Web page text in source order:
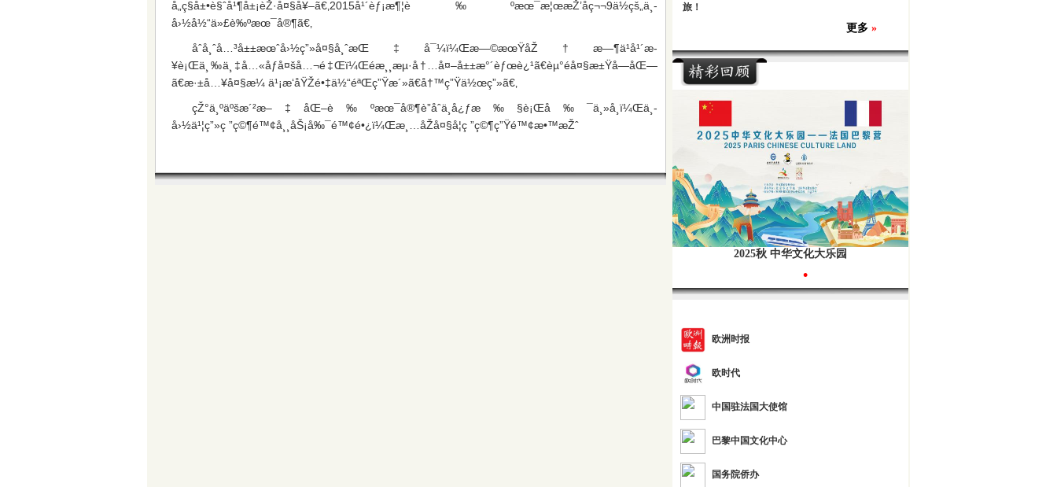
å„ç§å±•è§ˆå¹¶å±¡èŽ·å¤§å¥–ã€‚2015å¹´èƒ¡æ¶¦è‰ºæœ¯æ¦œæŽ’åç¬¬9ä½çš„ä¸­
å›½å½“ä»£è‰ºæœ¯å®¶ã€‚
åˆå¸ˆå…³å±±æœˆå›½ç”»å¤§å¸ˆæŒ‡å¯¼ï¼Œæ—©æœŸåŽ†æ—¶ä¹å¹´æ­
¥è¡Œä¸‰ä¸‡å…«åƒå¤šå…¬é‡Œï¼Œéæ¸¸æµ·å†…å¤–å±±æ°´èƒœè¿¹ã€èµ°éå¤§æ±Ÿå—åŒ—
ã€æ·±å…¥å¤§æ¼ ä¹¡æ‘åŸŽé•‡ä½“éªŒç”Ÿæ´»ã€å†™ç”Ÿä½œç”»ã€‚
çŽ°ä¸ºäºšæ´²æ–‡åŒ–è‰ºæœ¯å®¶è”åˆä¸­å¿ƒæ‰§è¡Œå‰¯ä¸»å¸­ï¼Œä¸­
å›½ä¹¦ç”»ç ”ç©¶é™¢å¸¸åŠ¡å‰¯é™¢é•¿ï¼Œæ¸…åŽå¤§å­¦ç ”ç©¶ç”Ÿé™¢æ•™æŽˆ
旅！
更多 »
2025秋 中华文化大乐园
•
欧洲时报
欧时代
中国驻法国大使馆
巴黎中国文化中心
国务院侨办